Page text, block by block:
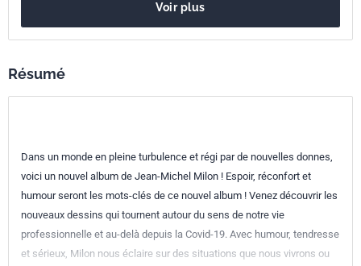
Voir plus
Résumé
Dans un monde en pleine turbulence et régi par de nouvelles donnes,
voici un nouvel album de Jean-Michel Milon ! Espoir, réconfort et
humour seront les mots-clés de ce nouvel album ! Venez découvrir les
nouveaux dessins qui tournent autour du sens de notre vie
professionnelle et au-delà depuis la Covid-19. Avec humour, tendresse
et sérieux, Milon nous éclaire sur des situations que nous vivrons ou